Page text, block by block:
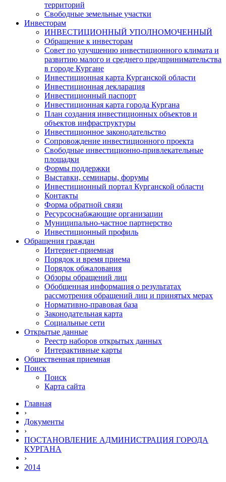
территорий
Свободные земельные участки
Инвесторам
ИНВЕСТИЦИОННЫЙ УПОЛНОМОЧЕННЫЙ
Обращение к инвесторам
Совет по улучшению инвестиционного климата и
развитию малого и среднего предпринимательства
в городе Кургане
Инвестиционная карта Курганской области
Инвестиционная декларация
Инвестиционный паспорт
Инвестиционная карта города Кургана
План создания инвестиционных объектов и
объектов инфраструктуры
Инвестиционное законодательство
Сопровождение инвестиционного проекта
Свободные инвестиционно-привлекательные
площадки
Формы поддержки
Выставки, семинары, форумы
Инвестиционный портал Курганской области
Контакты
Форма обратной связи
Ресурсоснабжающие организации
Муниципально-частное партнерство
Инвестиционный профиль
Обращения граждан
Интернет-приемная
Порядок и время приема
Порядок обжалования
Обзоры обращений лиц
Обобщенная информация о результатах
рассмотрения обращений лиц и принятых мерах
Нормативно-правовая база
Законодательная карта
Социальные сети
Открытые данные
Реестр наборов открытых данных
Интерактивные карты
Общественная приемная
Поиск
Поиск
Карта сайта
Главная
›
Документы
›
ПОСТАНОВЛЕНИЕ АДМИНИСТРАЦИЯ ГОРОДА
КУРГАНА
›
2014